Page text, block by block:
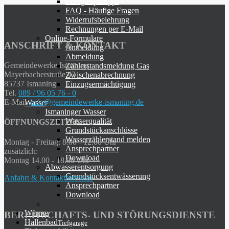
FAQ - Häufige Fragen
Widerrufsbelehrung
Rechnungen per E-Mail
Online-Formulare
Anmeldung
Abmeldung
Zählerstandsmeldung Gas
Zwischenabrechnung
Einzugsermächtigung
Wasser
Ismaninger Wasser
Wasserqualität
Grundstückanschlüsse
Wasserzählerstand melden
Ansprechpartner
Download
Abwasserentsorgung
Grundstücksentwässerung
Ansprechpartner
Download
Wärme
HallenbadTiefgarage
ANSCHRIFT & KONTAKT
Gemeindewerke Ismaning
Mayerbacherstraße 42
85737 Ismaning
Tel. 089 / 96 05 76 - 0
E-Mailinfo@gemeindewerke-ismaning.de
ÖFFNUNGSZEITEN
Montag - Freitag: 8.00 - 12.00 Uhr
zusätzlich:
Montag 14.00 - 18.00 Uhr
Anfahrt & Kontaktformular
BEREITSCHAFTS- UND STÖRUNGSDIENSTE